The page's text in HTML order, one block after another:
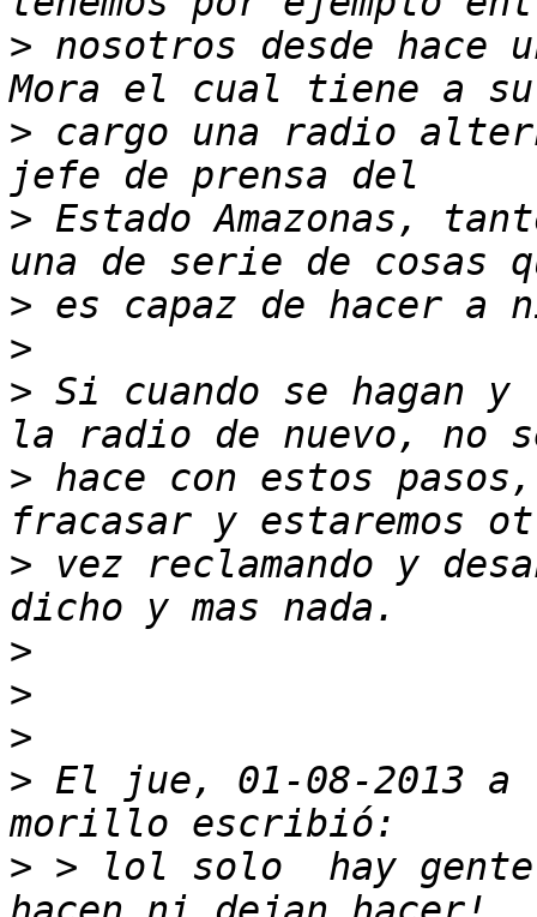
> nosotros desde hace
> cargo una radio
> Estado Amazonas,
>
>
> Si cuando se hagan
> hace con estos
> vez reclamando y
>
>
>
> El jue, 01-08-2013
> > lol solo  hay